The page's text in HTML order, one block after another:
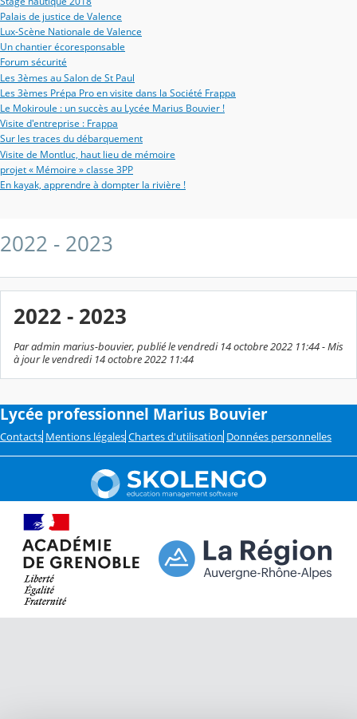
Palais de justice de Valence
Lux-Scène Nationale de Valence
Un chantier écoresponsable
Forum sécurité
Les 3èmes au Salon de St Paul
Les 3èmes Prépa Pro en visite dans la Société Frappa
Le Mokiroule : un succès au Lycée Marius Bouvier !
Visite d'entreprise : Frappa
Sur les traces du débarquement
Visite de Montluc, haut lieu de mémoire
projet « Mémoire » classe 3PP
En kayak, apprendre à dompter la rivière !
2022 - 2023
2022 - 2023
Par admin marius-bouvier, publié le vendredi 14 octobre 2022 11:44 - Mis
à jour le vendredi 14 octobre 2022 11:44
Lycée professionnel Marius Bouvier
Contacts Mentions légales Chartes d'utilisation Données personnelles